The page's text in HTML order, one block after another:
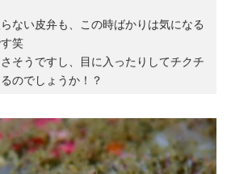
ない皮弁も、この時ばかりは気になる
笑
そうですし、目に入ったりしてチクチ
のでしょうか！？